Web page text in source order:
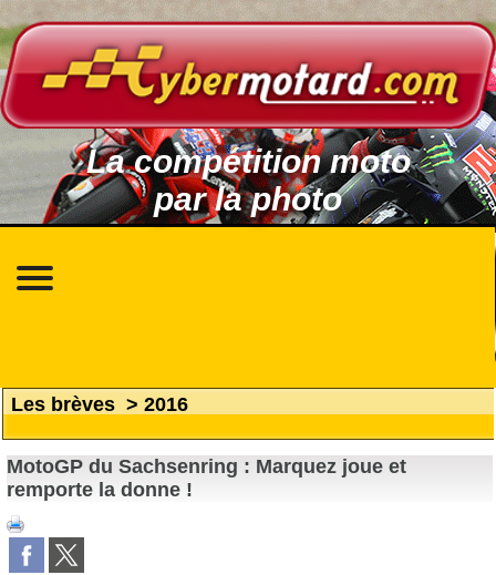
La compétition moto
par la photo
Les brèves > 2016
MotoGP du Sachsenring : Marquez joue et
remporte la donne !